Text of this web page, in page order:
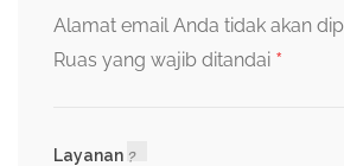
Alamat email Anda tidak akan
Ruas yang wajib ditandai *
Layanan